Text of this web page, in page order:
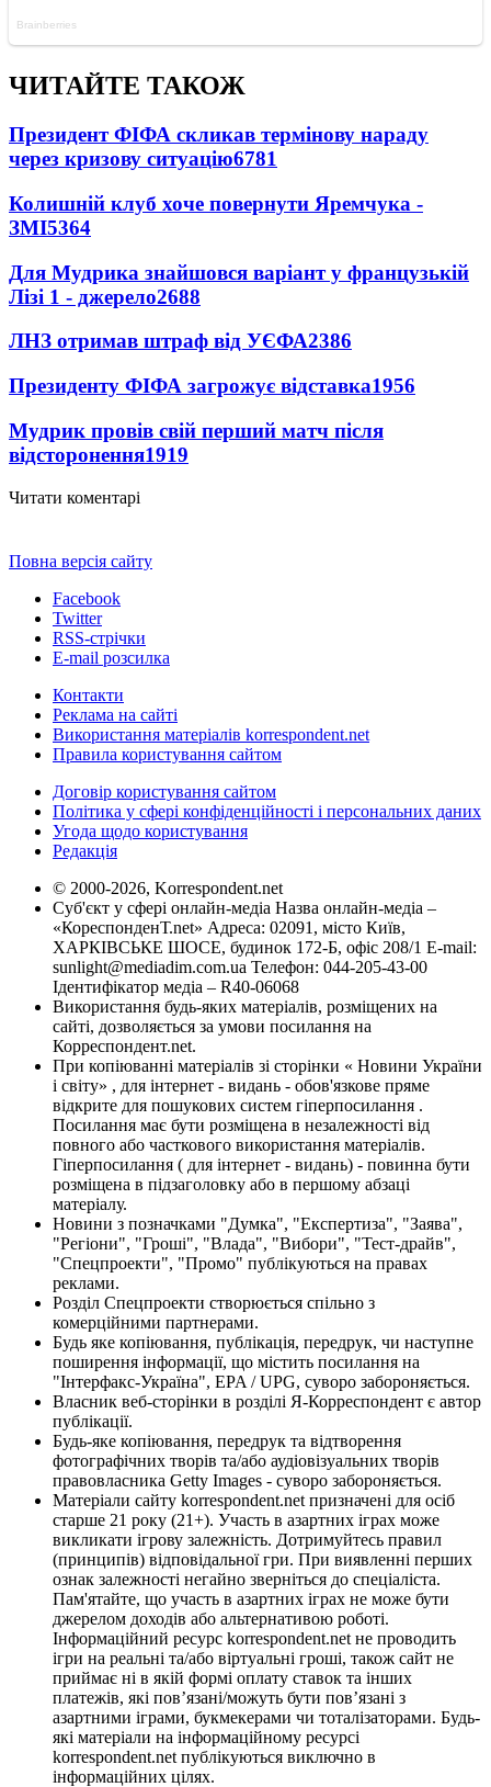
ЧИТАЙТЕ ТАКОЖ
Президент ФІФА скликав термінову нараду
через кризову ситуацію6781
Колишній клуб хоче повернути Яремчука -
ЗМІ5364
Для Мудрика знайшовся варіант у французькій
Лізі 1 - джерело2688
ЛНЗ отримав штраф від УЄФА2386
Президенту ФІФА загрожує відставка1956
Мудрик провів свій перший матч після
відсторонення1919
Читати коментарі
Повна версія сайту
Facebook
Twitter
RSS-стрічки
E-mail розсилка
Контакти
Реклама на сайті
Використання матеріалів korrespondent.net
Правила користування сайтом
Договір користування сайтом
Політика у сфері конфіденційності і персональних даних
Угода щодо користування
Редакція
© 2000-2026, Korrespondent.net
Суб'єкт у сфері онлайн-медіа Назва онлайн-медіа –
«КореспонденТ.net» Адреса: 02091, місто Київ,
ХАРКІВСЬКЕ ШОСЕ, будинок 172-Б, офіс 208/1 E-mail:
sunlight@mediadim.com.ua Телефон: 044-205-43-00
Ідентифікатор медіа – R40-06068
Використання будь-яких матеріалів, розміщених на
сайті, дозволяється за умови посилання на
Корреспондент.net.
При копіюванні матеріалів зі сторінки « Новини України
і світу» , для інтернет - видань - обов'язкове пряме
відкрите для пошукових систем гіперпосилання .
Посилання має бути розміщена в незалежності від
повного або часткового використання матеріалів.
Гіперпосилання ( для інтернет - видань) - повинна бути
розміщена в підзаголовку або в першому абзаці
матеріалу.
Новини з позначками "Думка", "Експертиза", "Заява",
"Регіони", "Гроші", "Влада", "Вибори", "Тест-драйв",
"Спецпроекти", "Промо" публікуються на правах
реклами.
Розділ Спецпроекти створюється спільно з
комерційними партнерами.
Будь яке копіювання, публікація, передрук, чи наступне
поширення інформації, що містить посилання на
"Інтерфакс-Україна", EPA / UPG, суворо забороняється.
Власник веб-сторінки в розділі Я-Корреспондент є автор
публікації.
Будь-яке копіювання, передрук та відтворення
фотографічних творів та/або аудіовізуальних творів
правовласника Getty Images - суворо забороняється.
Матеріали сайту korrespondent.net призначені для осіб
старше 21 року (21+). Участь в азартних іграх може
викликати ігрову залежність. Дотримуйтесь правил
(принципів) відповідальної гри. При виявленні перших
ознак залежності негайно зверніться до спеціаліста.
Пам'ятайте, що участь в азартних іграх не може бути
джерелом доходів або альтернативою роботі.
Інформаційний ресурс korrespondent.net не проводить
ігри на реальні та/або віртуальні гроші, також сайт не
приймає ні в якій формі оплату ставок та інших
платежів, які пов’язані/можуть бути пов’язані з
азартними іграми, букмекерами чи тоталізаторами. Будь-
які матеріали на інформаційному ресурсі
korrespondent.net публікуються виключно в
інформаційних цілях.